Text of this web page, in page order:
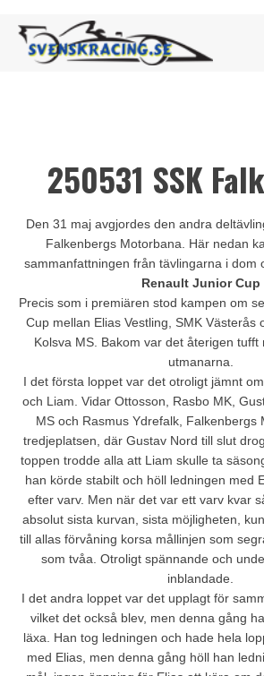
250531 SSK
Den 31 maj avgjordes den andra
Falkenbergs Motorbana. Här nedan
sammanfattningen från tävlingarna i dom
Renault Junior Cup
Precis som i premiären stod kampen om
Cup mellan Elias Vestling, SMK Västerås
Kolsva MS. Bakom var det återigen tufft
utmanarna.
I det första loppet var det otroligt jämnt
och Liam. Vidar Ottosson, Rasbo MK,
MS och Rasmus Ydrefalk, Falkenbergs
tredjeplatsen, där Gustav Nord till slut
toppen trodde alla att Liam skulle ta
han körde stabilt och höll ledningen med
efter varv. Men när det var ett varv kvar
absolut sista kurvan, sista möjligheten,
till allas förvåning korsa mållinjen som
som tvåa. Otroligt spännande och
inblandade.
I det andra loppet var det upplagt för
vilket det också blev, men denna gång
läxa. Han tog ledningen och hade hela
med Elias, men denna gång höll han